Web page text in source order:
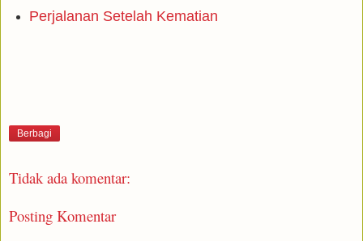
Perjalanan Setelah Kematian
Berbagi
Tidak ada komentar:
Posting Komentar